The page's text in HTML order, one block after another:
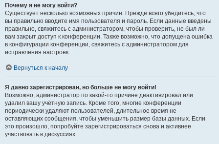
Почему я не могу войти?
Существует несколько возможных причин. Прежде всего убедитесь, что
вы правильно вводите имя пользователя и пароль. Если данные введены
правильно, свяжитесь с администратором, чтобы проверить, не был ли
вам закрыт доступ к конференции. Также возможно, что допущена ошибка
в конфигурации конференции, свяжитесь с администратором для
исправления настроек.
Вернуться к началу
Я давно зарегистрирован, но больше не могу войти!
Возможно, администратор по какой-то причине деактивировал или
удалил вашу учётную запись. Кроме того, многие конференции
периодически удаляют пользователей, длительное время не
оставляющих сообщения, чтобы уменьшить размер базы данных. Если
это произошло, попробуйте зарегистрироваться снова и активнее
участвовать в дискуссиях.